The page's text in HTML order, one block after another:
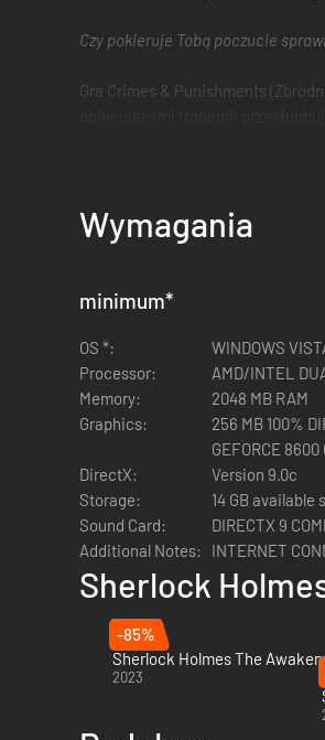
Czy pokieruje Tobą poczucie
Gra Crimes & Punishments
Wymagania
minimum*
OS *:
WINDOWS
Processor:
AMD/INTEL
Memory:
2048 MB RAM
Graphics:
256 MB 100%
GEFORCE 8600
DirectX:
Version 9.0c
Storage:
14 GB available
Sound Card:
DIRECTX 9
Additional Notes:
INTERNET
Sherlock
-85%
Sherlock Holmes The
2023